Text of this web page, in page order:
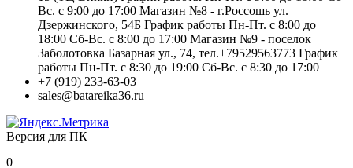
Вс. с 9:00 до 17:00 Магазин №8 - г.Россошь ул.
Дзержинского, 54Б График работы Пн-Пт. с 8:00 до
18:00 Сб-Вс. с 8:00 до 17:00 Магазин №9 - поселок
Заболотовка Базарная ул., 74, тел.+79529563773 График
работы Пн-Пт. с 8:30 до 19:00 Сб-Вс. с 8:30 до 17:00
+7 (919) 233-63-03
sales@batareika36.ru
Версия для ПК
0